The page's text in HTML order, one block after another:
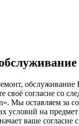
своё согласие со
Мы оставляем за
условий на
ваше согласие